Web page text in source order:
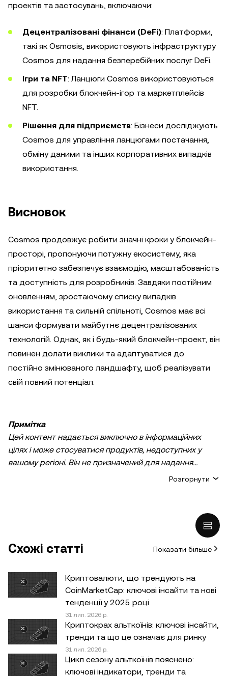
проектів та застосувань, включаючи:
Децентралізовані фінанси (DeFi): Платформи,
такі як Osmosis, використовують інфраструктуру
Cosmos для надання безперебійних послуг DeFi.
Ігри та NFT: Ланцюги Cosmos використовуються
для розробки блокчейн-ігор та маркетплейсів
NFT.
Рішення для підприємств: Бізнеси досліджують
Cosmos для управління ланцюгами постачання,
обміну даними та інших корпоративних випадків
використання.
Висновок
Cosmos продовжує робити значні кроки у блокчейн-
просторі, пропонуючи потужну екосистему, яка
пріоритетно забезпечує взаємодію, масштабованість
та доступність для розробників. Завдяки постійним
оновленням, зростаючому списку випадків
використання та сильній спільноті, Cosmos має всі
шанси формувати майбутнє децентралізованих
технологій. Однак, як і будь-який блокчейн-проект, він
повинен долати виклики та адаптуватися до
постійно змінюваного ландшафту, щоб реалізувати
свій повний потенціал.
Примітка
Цей контент надається виключно в інформаційних
цілях і може стосуватися продуктів, недоступних у
вашому регіоні. Він не призначений для надання
(i) порад або рекомендацій щодо інвестування;
стейблкоїнів, пов’язане з високим ризиком, а вартість
ретельно зважити, чи підходить вам торгівля
криптовалютними/цифровими активами або володіння
ними з огляду на свій фінансовий стан. Якщо у вас
виникнуть запитання щодо доречності будь-яких дій
за конкретних обставин, зверніться до юридичного,
податкового або інвестиційного консультанта.
Інформація (включно з ринковими даними й
статистичними відомостями, якщо такі є), що
Розгорнути
Схожі статті Показати більше
Криптовалюти, що трендують на
CoinMarketCap: ключові інсайти та нові
тенденції у 2025 році
31 лип. 2026 р.
Криптокрах альткоїнів: ключові інсайти,
тренди та що це означає для ринку
31 лип. 2026 р.
Цикл сезону альткоїнів пояснено:
ключові індикатори, тренди та